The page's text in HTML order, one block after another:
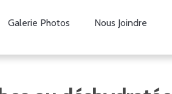
Galerie Photos Nous Joindre